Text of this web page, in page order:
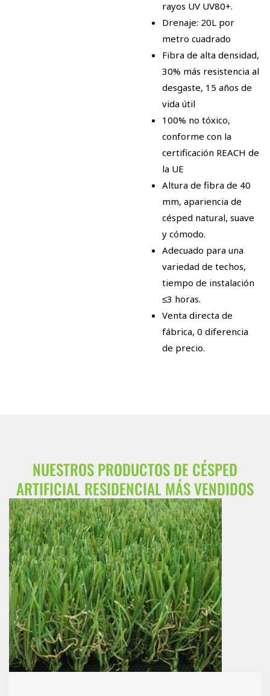
rayos UV UV80+.
Drenaje: 20L por
metro cuadrado
Fibra de alta densidad,
30% más resistencia al
desgaste, 15 años de
vida útil
100% no tóxico,
conforme con la
certificación REACH de
la UE
Altura de fibra de 40
mm, apariencia de
césped natural, suave
y cómodo.
Adecuado para una
variedad de techos,
tiempo de instalación
≤3 horas.
Venta directa de
fábrica, 0 diferencia
de precio.
NUESTROS PRODUCTOS DE CÉSPED
ARTIFICIAL RESIDENCIAL MÁS VENDIDOS